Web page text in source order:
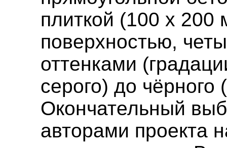
плиткой (100 х 200
поверхностью,
оттенками
серого) до чёрного
Окончательный
авторами проекта